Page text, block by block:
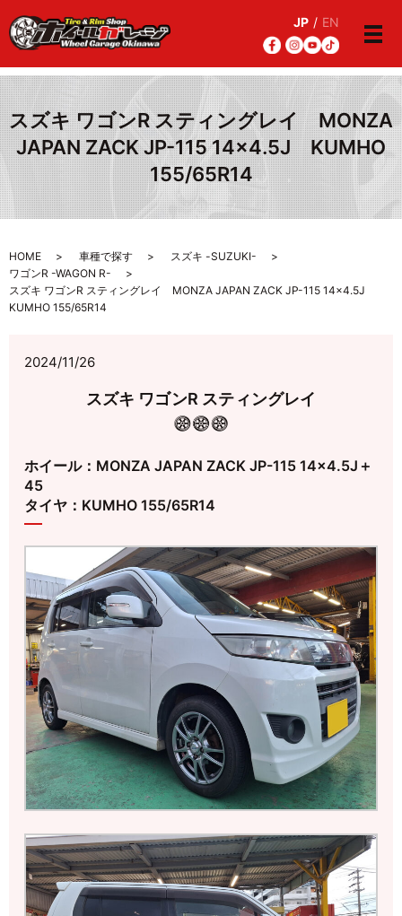
JP / EN
メ
スズキ ワゴンR スティングレイ MONZA
JAPAN ZACK JP-115 14×4.5J KUMHO
155/65R14
HOME 車種で探す
スズキ -SUZUKI-
ワゴンR -WAGON R-
スズキ ワゴンR スティングレイ MONZA JAPAN ZACK JP-115 14×4.5J
KUMHO 155/65R14
2024/11/26
スズキ ワゴンR スティングレイ
ホイール：MONZA JAPAN ZACK JP-115 14×4.5J＋
45
タイヤ：KUMHO 155/65R14